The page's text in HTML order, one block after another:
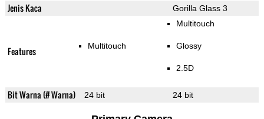
Jenis Kaca Gorilla Glass 3
Features Multitouch
Multitouch
Glossy
2.5D
Bit Warna (# Warna) 24 bit 24 bit